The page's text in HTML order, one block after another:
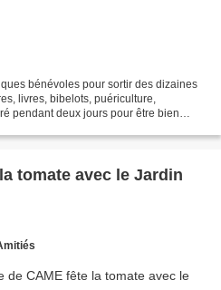
bénévoles pour sortir des dizaines
livres, bibelots, puériculture,
pendant deux jours pour être bien
tomate avec le Jardin